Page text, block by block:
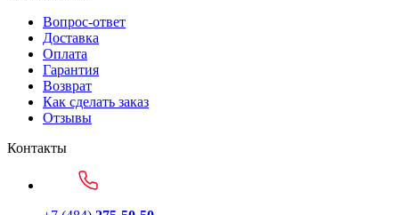
Вопрос-ответ
Доставка
Оплата
Гарантия
Возврат
Как сделать заказ
Отзывы
Контакты